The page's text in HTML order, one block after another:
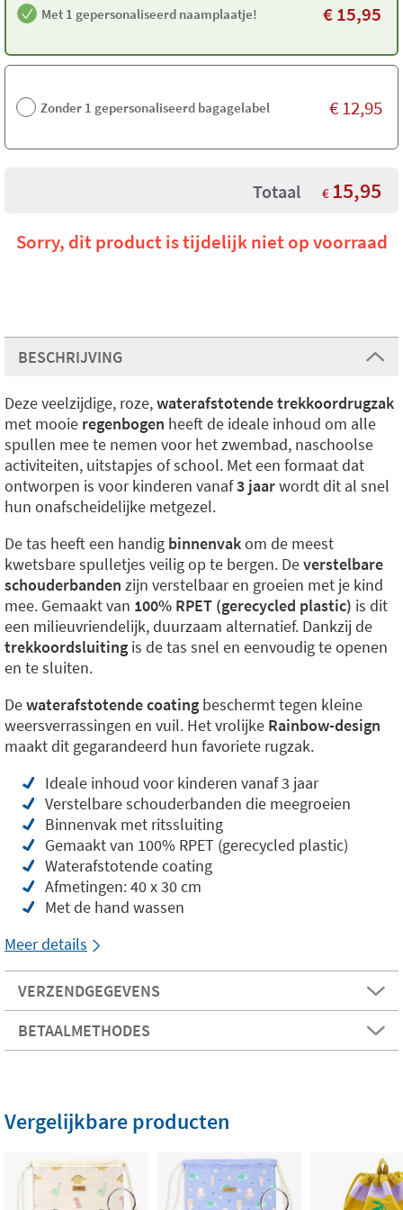
Met 1 gepersonaliseerd naamplaatje! €15,95
Zonder 1 gepersonaliseerd bagagelabel €12,95
Totaal € 15,95
Sorry, dit product is tijdelijk niet op voorraad
BESCHRIJVING
Deze veelzijdige, roze,waterafstotende trekkoordrugzak
met mooie regenbogen heeft de ideale inhoud om alle
spullen mee te nemen voor het zwembad, naschoolse
activiteiten, uitstapjes of school. Met een formaat dat
ontworpen is voor kinderen vanaf3 jaarwordt dit al snel
hun onafscheidelijke metgezel.
De tas heeft een handig binnenvakom de meest
kwetsbare spulletjes veilig op te bergen. Deverstelbare
schouderbanden zijn verstelbaar en groeien met je kind
mee. Gemaakt van 100% RPET (gerecycled plastic) is dit
een milieuvriendelijk, duurzaam alternatief. Dankzij de
trekkoordsluiting is de tas snel en eenvoudig te openen
en te sluiten.
Dewaterafstotende coating beschermt tegen kleine
weersverrassingen en vuil. Het vrolijke Rainbow-design
maakt dit gegarandeerd hun favoriete rugzak.
Ideale inhoud voor kinderen vanaf 3 jaar
Verstelbare schouderbanden die meegroeien
Binnenvak met ritssluiting
Gemaakt van 100% RPET (gerecycled plastic)
Waterafstotende coating
Afmetingen: 40 x 30 cm
Met de hand wassen
Meer details
VERZENDGEGEVENS
BETAALMETHODES
Vergelijkbare producten